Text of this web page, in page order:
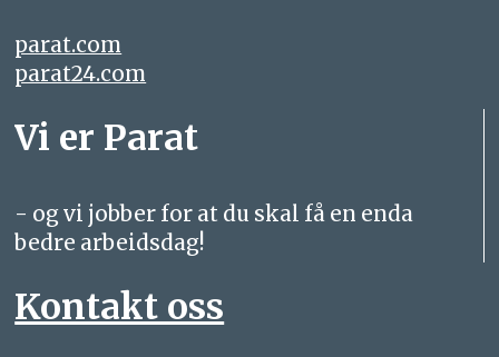
parat.com
parat24.com
Vi er Parat
- og vi jobber for at du skal få en enda
bedre arbeidsdag!
Kontakt oss